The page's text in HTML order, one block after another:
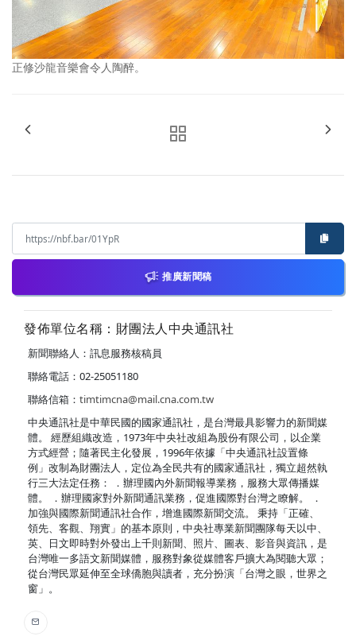
正修沙龍音樂會令人陶醉。
推廣新聞稿
發佈單位名稱：財團法人中央通訊社
新聞聯絡人：訊息服務核稿員
聯絡電話：02-25051180
聯絡信箱： timtimcna@mail.cna.com.tw
中央通訊社是中華民國的國家通訊社，是台灣最具影響力的新聞媒
體。 經歷組織改造，1973年中央社改組為股份有限公司，以企業
方式經營；隨著民主化發展，1996年依據「中央通訊社設置條
例」改制為財團法人，定位為全民共有的國家通訊社，獨立超然執
行三大法定任務： ．辦理國內外新聞報導業務，服務大眾傳播媒
體。 ．辦理國家對外新聞通訊業務，促進國際對台灣之瞭解。 ．
加強與國際新聞通訊社合作，增進國際新聞交流。 秉持「正確、
領先、客觀、翔實」的基本原則，中央社專業新聞團隊每天以中、
英、日文即時對外發出上千則新聞、照片、圖表、影音與資訊，是
台灣唯一多語文新聞媒體，服務對象從媒體客戶擴大為閱聽大眾；
從台灣民眾延伸至全球僑胞與讀者，充分扮演「台灣之眼，世界之
窗」。